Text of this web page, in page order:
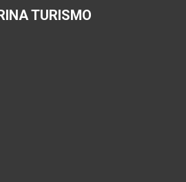
TURISMO